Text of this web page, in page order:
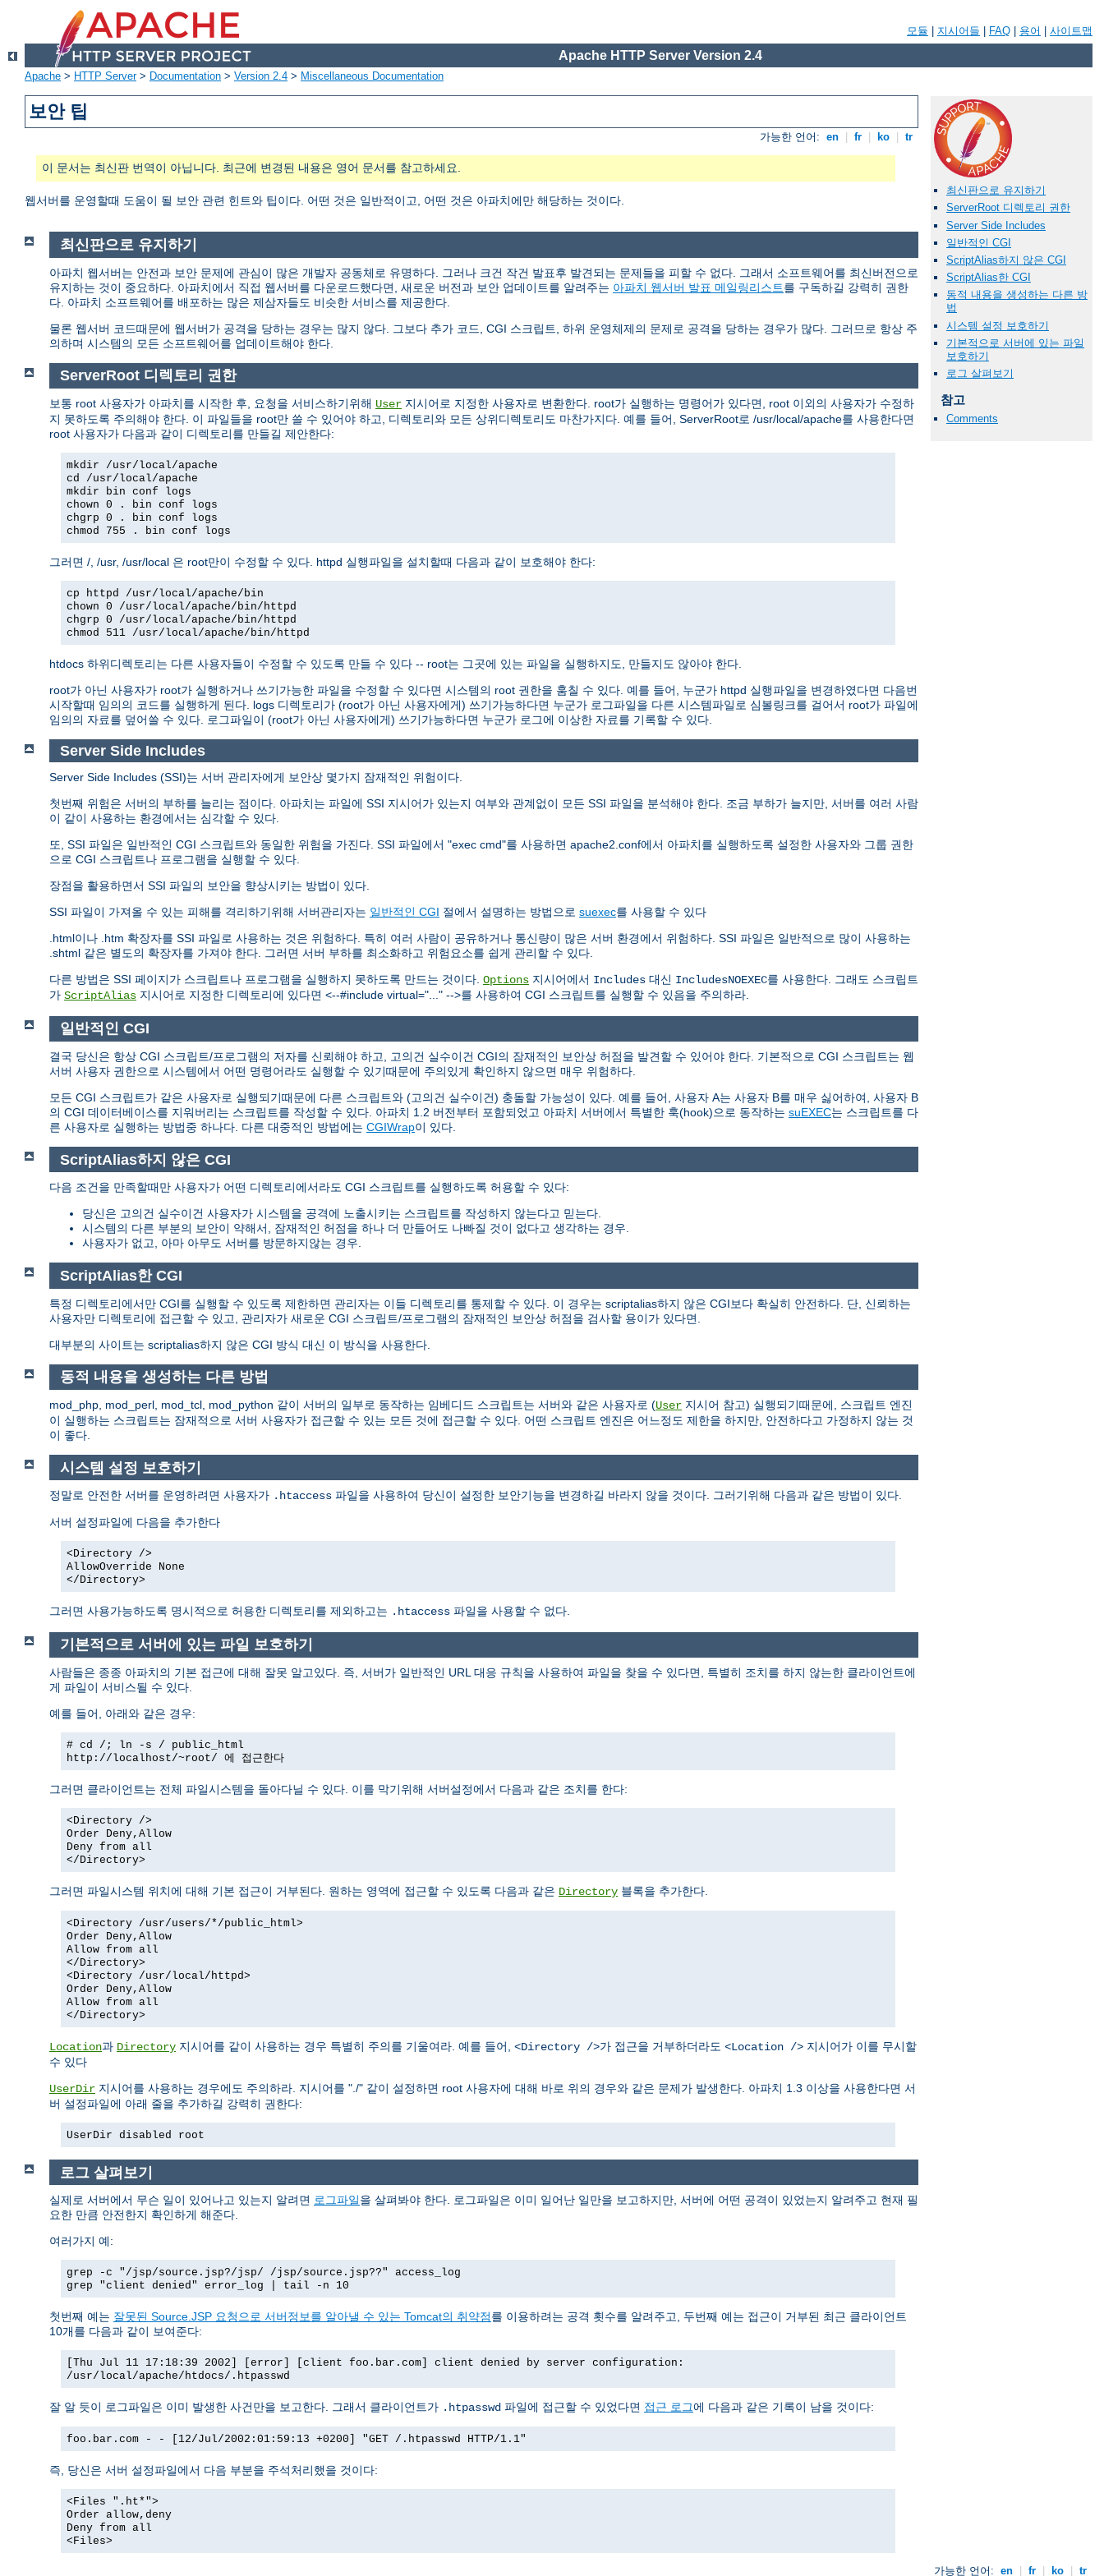
모듈 지시어들 FAQ 용어 사이트맵
Apache HTTP Server Version 2.4
Apache > HTTP Server> Documentation > Version 2.4 > Miscellaneous Documentation
보안 팁
가능한 언어: en fr ko tr
이 문서는 최신판 번역이 아닙니다. 최근에 변경된 내용은 영어 문서를 참고하세요.
웹서버를 운영할때 도움이 될 보안 관련 힌트와 팁이다. 어떤 것은 일반적이고, 어떤 것은 아파치에만 해당하는 것이다.
최신판으로 유지하기
ServerRoot 디렉토리 권한
Server Side Includes
일반적인 CGI
ScriptAlias하지 않은 CGI
ScriptAlias한 CGI
동적 내용을 생성하는 다른 방
법
시스템 설정 보호하기
기본적으로 서버에 있는 파일
보호하기
로그 살펴보기
참고
Comments
최신판으로 유지하기
아파치 웹서버는 안전과 보안 문제에 관심이 많은 개발자 공동체로 유명하다. 그러나 크건 작건 발표후 발견되는 문제들을 피할 수 없다. 그래서 소프트웨어를 최신버전으로
유지하는 것이 중요하다. 아파치에서 직접 웹서버를 다운로드했다면, 새로운 버전과 보안 업데이트를 알려주는 아파치 웹서버 발표 메일링리스트를 구독하길 강력히 권한
다. 아파치 소프트웨어를 배포하는 많은 제삼자들도 비슷한 서비스를 제공한다.
물론 웹서버 코드때문에 웹서버가 공격을 당하는 경우는 많지 않다. 그보다 추가 코드, CGI 스크립트, 하위 운영체제의 문제로 공격을 당하는 경우가 많다. 그러므로 항상 주
의하며 시스템의 모든 소프트웨어를 업데이트해야 한다.
ServerRoot 디렉토리 권한
보통 root 사용자가 아파치를 시작한 후, 요청을 서비스하기위해 User 지시어로 지정한 사용자로 변환한다. root가 실행하는 명령어가 있다면, root 이외의 사용자가 수정하
지 못하도록 주의해야 한다. 이 파일들을 root만 쓸 수 있어야 하고, 디렉토리와 모든 상위디렉토리도 마찬가지다. 예를 들어, ServerRoot로 /usr/local/apache를 사용한다면
root 사용자가 다음과 같이 디렉토리를 만들길 제안한다:
mkdir /usr/local/apache
cd /usr/local/apache
mkdir bin conf logs
chown 0 . bin conf logs
chgrp 0 . bin conf logs
chmod 755 . bin conf logs
그러면 /, /usr, /usr/local 은 root만이 수정할 수 있다. httpd 실행파일을 설치할때 다음과 같이 보호해야 한다:
cp httpd /usr/local/apache/bin
chown 0 /usr/local/apache/bin/httpd
chgrp 0 /usr/local/apache/bin/httpd
chmod 511 /usr/local/apache/bin/httpd
htdocs 하위디렉토리는 다른 사용자들이 수정할 수 있도록 만들 수 있다 -- root는 그곳에 있는 파일을 실행하지도, 만들지도 않아야 한다.
root가 아닌 사용자가 root가 실행하거나 쓰기가능한 파일을 수정할 수 있다면 시스템의 root 권한을 훔칠 수 있다. 예를 들어, 누군가 httpd 실행파일을 변경하였다면 다음번
시작할때 임의의 코드를 실행하게 된다. logs 디렉토리가 (root가 아닌 사용자에게) 쓰기가능하다면 누군가 로그파일을 다른 시스템파일로 심볼링크를 걸어서 root가 파일에
임의의 자료를 덮어쓸 수 있다. 로그파일이 (root가 아닌 사용자에게) 쓰기가능하다면 누군가 로그에 이상한 자료를 기록할 수 있다.
Server Side Includes
Server Side Includes (SSI)는 서버 관리자에게 보안상 몇가지 잠재적인 위험이다.
첫번째 위험은 서버의 부하를 늘리는 점이다. 아파치는 파일에 SSI 지시어가 있는지 여부와 관계없이 모든 SSI 파일을 분석해야 한다. 조금 부하가 늘지만, 서버를 여러 사람
이 같이 사용하는 환경에서는 심각할 수 있다.
또, SSI 파일은 일반적인 CGI 스크립트와 동일한 위험을 가진다. SSI 파일에서 "exec cmd"를 사용하면 apache2.conf에서 아파치를 실행하도록 설정한 사용자와 그룹 권한
으로 CGI 스크립트나 프로그램을 실행할 수 있다.
장점을 활용하면서 SSI 파일의 보안을 향상시키는 방법이 있다.
SSI 파일이 가져올 수 있는 피해를 격리하기위해 서버관리자는 일반적인 CGI 절에서 설명하는 방법으로 suexec를 사용할 수 있다
.html이나 .htm 확장자를 SSI 파일로 사용하는 것은 위험하다. 특히 여러 사람이 공유하거나 통신량이 많은 서버 환경에서 위험하다. SSI 파일은 일반적으로 많이 사용하는
.shtml 같은 별도의 확장자를 가져야 한다. 그러면 서버 부하를 최소화하고 위험요소를 쉽게 관리할 수 있다.
다른 방법은 SSI 페이지가 스크립트나 프로그램을 실행하지 못하도록 만드는 것이다. Options 지시어에서 Includes 대신 IncludesNOEXEC를 사용한다. 그래도 스크립트
가 ScriptAlias 지시어로 지정한 디렉토리에 있다면 <--#include virtual="..." -->를 사용하여 CGI 스크립트를 실행할 수 있음을 주의하라.
일반적인 CGI
결국 당신은 항상 CGI 스크립트/프로그램의 저자를 신뢰해야 하고, 고의건 실수이건 CGI의 잠재적인 보안상 허점을 발견할 수 있어야 한다. 기본적으로 CGI 스크립트는 웹
서버 사용자 권한으로 시스템에서 어떤 명령어라도 실행할 수 있기때문에 주의있게 확인하지 않으면 매우 위험하다.
모든 CGI 스크립트가 같은 사용자로 실행되기때문에 다른 스크립트와 (고의건 실수이건) 충돌할 가능성이 있다. 예를 들어, 사용자 A는 사용자 B를 매우 싫어하여, 사용자 B
의 CGI 데이터베이스를 지워버리는 스크립트를 작성할 수 있다. 아파치 1.2 버전부터 포함되었고 아파치 서버에서 특별한 훅(hook)으로 동작하는 suEXEC는 스크립트를 다
른 사용자로 실행하는 방법중 하나다. 다른 대중적인 방법에는 CGIWrap이 있다.
ScriptAlias하지 않은 CGI
다음 조건을 만족할때만 사용자가 어떤 디렉토리에서라도 CGI 스크립트를 실행하도록 허용할 수 있다:
당신은 고의건 실수이건 사용자가 시스템을 공격에 노출시키는 스크립트를 작성하지 않는다고 믿는다.
시스템의 다른 부분의 보안이 약해서, 잠재적인 허점을 하나 더 만들어도 나빠질 것이 없다고 생각하는 경우.
사용자가 없고, 아마 아무도 서버를 방문하지않는 경우.
ScriptAlias한 CGI
특정 디렉토리에서만 CGI를 실행할 수 있도록 제한하면 관리자는 이들 디렉토리를 통제할 수 있다. 이 경우는 scriptalias하지 않은 CGI보다 확실히 안전하다. 단, 신뢰하는
사용자만 디렉토리에 접근할 수 있고, 관리자가 새로운 CGI 스크립트/프로그램의 잠재적인 보안상 허점을 검사할 용이가 있다면.
대부분의 사이트는 scriptalias하지 않은 CGI 방식 대신 이 방식을 사용한다.
동적 내용을 생성하는 다른 방법
mod_php, mod_perl, mod_tcl, mod_python 같이 서버의 일부로 동작하는 임베디드 스크립트는 서버와 같은 사용자로 (User 지시어 참고) 실행되기때문에, 스크립트 엔진
이 실행하는 스크립트는 잠재적으로 서버 사용자가 접근할 수 있는 모든 것에 접근할 수 있다. 어떤 스크립트 엔진은 어느정도 제한을 하지만, 안전하다고 가정하지 않는 것
이 좋다.
시스템 설정 보호하기
정말로 안전한 서버를 운영하려면 사용자가 .htaccess 파일을 사용하여 당신이 설정한 보안기능을 변경하길 바라지 않을 것이다. 그러기위해 다음과 같은 방법이 있다.
서버 설정파일에 다음을 추가한다
<Directory />
AllowOverride None
</Directory>
그러면 사용가능하도록 명시적으로 허용한 디렉토리를 제외하고는 .htaccess 파일을 사용할 수 없다.
기본적으로 서버에 있는 파일 보호하기
사람들은 종종 아파치의 기본 접근에 대해 잘못 알고있다. 즉, 서버가 일반적인 URL 대응 규칙을 사용하여 파일을 찾을 수 있다면, 특별히 조치를 하지 않는한 클라이언트에
게 파일이 서비스될 수 있다.
예를 들어, 아래와 같은 경우:
# cd /; ln -s / public_html
http://localhost/~root/ 에 접근한다
그러면 클라이언트는 전체 파일시스템을 돌아다닐 수 있다. 이를 막기위해 서버설정에서 다음과 같은 조치를 한다:
<Directory />
Order Deny,Allow
Deny from all
</Directory>
그러면 파일시스템 위치에 대해 기본 접근이 거부된다. 원하는 영역에 접근할 수 있도록 다음과 같은 Directory 블록을 추가한다.
<Directory /usr/users/*/public_html>
Order Deny,Allow
Allow from all
</Directory>
<Directory /usr/local/httpd>
Order Deny,Allow
Allow from all
</Directory>
Location과 Directory 지시어를 같이 사용하는 경우 특별히 주의를 기울여라. 예를 들어, <Directory />가 접근을 거부하더라도 <Location /> 지시어가 이를 무시할
수 있다
UserDir 지시어를 사용하는 경우에도 주의하라. 지시어를 "./" 같이 설정하면 root 사용자에 대해 바로 위의 경우와 같은 문제가 발생한다. 아파치 1.3 이상을 사용한다면 서
버 설정파일에 아래 줄을 추가하길 강력히 권한다:
UserDir disabled root
로그 살펴보기
실제로 서버에서 무슨 일이 있어나고 있는지 알려면 로그파일을 살펴봐야 한다. 로그파일은 이미 일어난 일만을 보고하지만, 서버에 어떤 공격이 있었는지 알려주고 현재 필
요한 만큼 안전한지 확인하게 해준다.
여러가지 예:
grep -c "/jsp/source.jsp?/jsp/ /jsp/source.jsp??" access_log
grep "client denied" error_log | tail -n 10
첫번째 예는 잘못된 Source.JSP 요청으로 서버정보를 알아낼 수 있는 Tomcat의 취약점를 이용하려는 공격 횟수를 알려주고, 두번째 예는 접근이 거부된 최근 클라이언트
10개를 다음과 같이 보여준다:
[Thu Jul 11 17:18:39 2002] [error] [client foo.bar.com] client denied by server configuration:
/usr/local/apache/htdocs/.htpasswd
잘 알 듯이 로그파일은 이미 발생한 사건만을 보고한다. 그래서 클라이언트가 .htpasswd 파일에 접근할 수 있었다면 접근 로그에 다음과 같은 기록이 남을 것이다:
foo.bar.com - - [12/Jul/2002:01:59:13 +0200] "GET /.htpasswd HTTP/1.1"
즉, 당신은 서버 설정파일에서 다음 부분을 주석처리했을 것이다:
<Files ".ht*">
Order allow,deny
Deny from all
<Files>
가능한 언어: en fr ko tr